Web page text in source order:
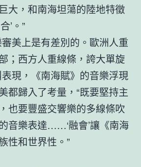
大，和南海坦蕩的陸地特徵
’。”
美上是有差別的。歐洲人重
；西方人重線條，誇大單旋
現，《南海賦》的音樂浮現
都歸入了考量，“既要堅持主
也要豐盛交響樂的多線條吹
音樂表達……‘融會’讓《南海
性和世界性。”